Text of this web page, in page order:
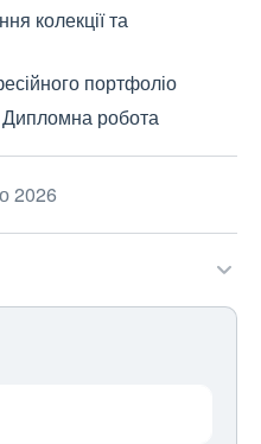
колекції та
портфоліо
робота
2026